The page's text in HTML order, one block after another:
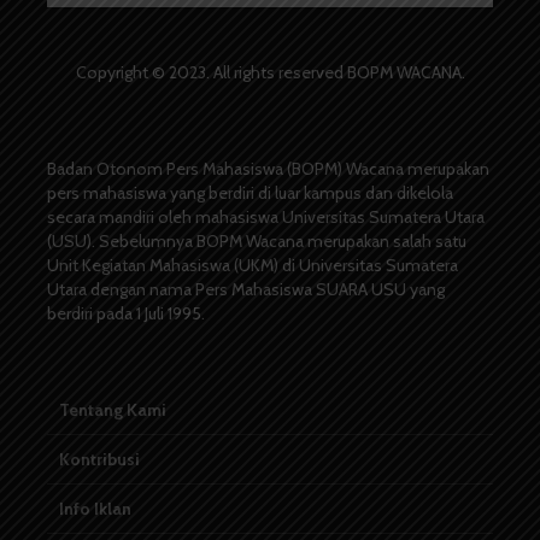
Copyright © 2023. All rights reserved BOPM WACANA.
Badan Otonom Pers Mahasiswa (BOPM) Wacana merupakan
pers mahasiswa yang berdiri di luar kampus dan dikelola
secara mandiri oleh mahasiswa Universitas Sumatera Utara
(USU). Sebelumnya BOPM Wacana merupakan salah satu
Unit Kegiatan Mahasiswa (UKM) di Universitas Sumatera
Utara dengan nama Pers Mahasiswa SUARA USU yang
berdiri pada 1 Juli 1995.
Tentang Kami
Kontribusi
Info Iklan